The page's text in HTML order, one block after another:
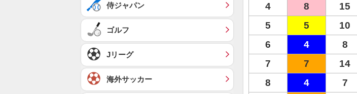
4
8 15
5
5 10
6
4 8
7
7 14
8
4 7
侍ジャパン
ゴルフ
Jリーグ
海外サッカー